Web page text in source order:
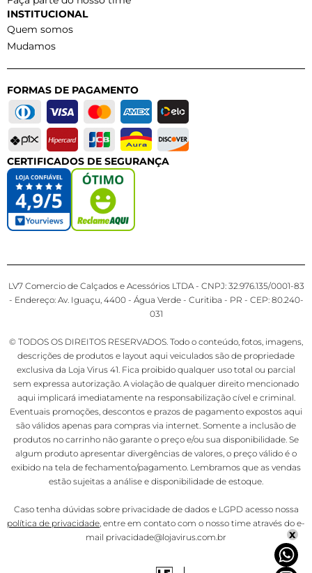
INSTITUCIONAL
Quem somos
Mudamos
FORMAS DE PAGAMENTO
CERTIFICADOS DE SEGURANÇA
LV7 Comercio de Calçados e Acessórios LTDA - CNPJ: 32.976.135/0001-83
- Endereço: Av. Iguaçu, 4400 - Água Verde - Curitiba - PR - CEP: 80.240-
031
© TODOS OS DIREITOS RESERVADOS. Todo o conteúdo, fotos, imagens,
descrições de produtos e layout aqui veiculados são de propriedade
exclusiva da Loja Virus 41. Fica proibido qualquer uso total ou parcial
sem expressa autorização. A violação de qualquer direito mencionado
aqui implicará imediatamente na responsabilização cível e criminal.
Eventuais promoções, descontos e prazos de pagamento expostos aqui
são válidos apenas para compras via internet. Somente a inclusão de
produtos no carrinho não garante o preço e/ou sua disponibilidade. Se
algum produto apresentar divergências de valores, o preço válido é o
exibido na tela de fechamento/pagamento. Lembramos que as vendas
estão sujeitas a análise e disponibilidade de estoque.
Caso tenha dúvidas sobre privacidade de dados e LGPD acesso nossa
política de privacidade , entre em contato com o nosso time através do e-
mail privacidade@lojavirus.com.br
x